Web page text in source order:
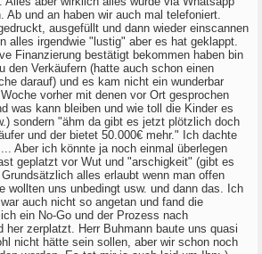
Ab und an haben wir auch mal telefoniert.
ausgefüllt und dann wieder einscannen
alles irgendwie "lustig" aber es hat geklappt.
Finanzierung bestätigt bekommen haben bin
den Verkäufern (hatte auch schon einen
darauf) und es kam nicht ein wunderbar
vorher mit denen vor Ort gesprochen
was kann bleiben und wie toll die Kinder es
sondern "ähm da gibt es jetzt plötzlich doch
und der bietet 50.000€ mehr." Ich dachte
Aber ich könnte ja noch einmal überlegen
geplatzt vor Wut und "arschigkeit" (gibt es
alles erlaubt wenn man offen
wollten uns unbedingt usw. und dann das. Ich
auch nicht so angetan und fand die
ein No-Go und der Prozess nach
her zerplatzt. Herr Buhmann baute uns quasi
nicht hätte sein sollen, aber wir schon noch